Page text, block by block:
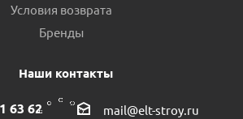
Условия возврата
Бренды
Наши контакты
63 62 mail@elt-stroy.ru